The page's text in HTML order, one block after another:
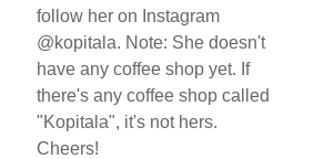
follow her on Instagram
@kopitala. Note: She doesn't
have any coffee shop yet. If
there's any coffee shop called
"Kopitala", it's not hers.
Cheers!